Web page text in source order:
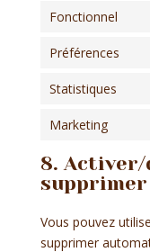
Fonctionnel
Préférences
Statistiques
Marketing
8.
supprimer
Vous pouvez
supprimer